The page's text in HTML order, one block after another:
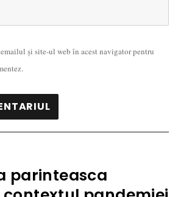
și site-ul web în acest navigator pentru
parinteasca